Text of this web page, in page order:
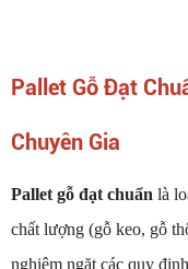
Pallet Gỗ Đạt
Chuyên Gia
Pallet gỗ đạt chuẩn là
chất lượng (gỗ keo, gỗ
nghiêm ngặt các quy